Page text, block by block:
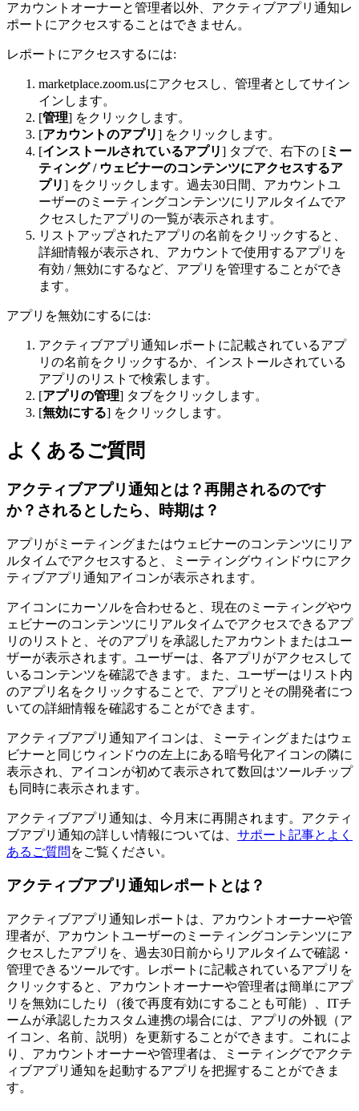
アカウントオーナーと管理者以外、アクティブアプリ通知レ
ポートにアクセスすることはできません。
レポートにアクセスするには:
marketplace.zoom.usにアクセスし、管理者としてサイン
インします。
[管理] をクリックします。
[アカウントのアプリ] をクリックします。
[インストールされているアプリ] タブで、右下の [ミー
ティング / ウェビナーのコンテンツにアクセスするア
プリ] をクリックします。過去30日間、アカウントユ
ーザーのミーティングコンテンツにリアルタイムでア
クセスしたアプリの一覧が表示されます。
リストアップされたアプリの名前をクリックすると、
詳細情報が表示され、アカウントで使用するアプリを
有効 / 無効にするなど、アプリを管理することができ
ます。
アプリを無効にするには:
アクティブアプリ通知レポートに記載されているアプ
リの名前をクリックするか、インストールされている
アプリのリストで検索します。
[アプリの管理] タブをクリックします。
[無効にする] をクリックします。
よくあるご質問
アクティブアプリ通知とは？再開されるのです
か？されるとしたら、時期は？
アプリがミーティングまたはウェビナーのコンテンツにリア
ルタイムでアクセスすると、ミーティングウィンドウにアク
ティブアプリ通知アイコンが表示されます。
アイコンにカーソルを合わせると、現在のミーティングやウ
ェビナーのコンテンツにリアルタイムでアクセスできるアプ
リのリストと、そのアプリを承認したアカウントまたはユー
ザーが表示されます。ユーザーは、各アプリがアクセスして
いるコンテンツを確認できます。また、ユーザーはリスト内
のアプリ名をクリックすることで、アプリとその開発者につ
いての詳細情報を確認することができます。
アクティブアプリ通知アイコンは、ミーティングまたはウェ
ビナーと同じウィンドウの左上にある暗号化アイコンの隣に
表示され、アイコンが初めて表示されて数回はツールチップ
も同時に表示されます。
アクティブアプリ通知は、今月末に再開されます。アクティ
ブアプリ通知の詳しい情報については、 サポート記事とよく
あるご質問 をご覧ください。
アクティブアプリ通知レポートとは？
アクティブアプリ通知レポートは、アカウントオーナーや管
理者が、アカウントユーザーのミーティングコンテンツにア
クセスしたアプリを、過去30日前からリアルタイムで確認・
管理できるツールです。レポートに記載されているアプリを
クリックすると、アカウントオーナーや管理者は簡単にアプ
リを無効にしたり（後で再度有効にすることも可能）、ITチ
ームが承認したカスタム連携の場合には、アプリの外観（ア
イコン、名前、説明）を更新することができます。これによ
り、アカウントオーナーや管理者は、ミーティングでアクテ
ィブアプリ通知を起動するアプリを把握することができま
す。